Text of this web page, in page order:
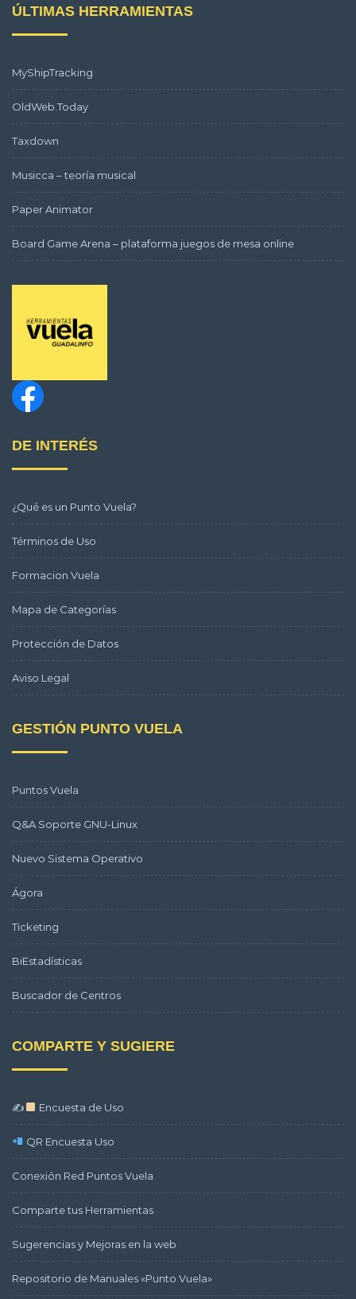
ÚLTIMAS HERRAMIENTAS
MyShipTracking
OldWeb.Today
Taxdown
Musicca – teoría musical
Paper Animator
Board Game Arena – plataforma juegos de mesa online
DE INTERÉS
¿Qué es un Punto Vuela?
Términos de Uso
Formacion Vuela
Mapa de Categorías
Protección de Datos
Aviso Legal
GESTIÓN PUNTO VUELA
Puntos Vuela
Q&A Soporte GNU-Linux
Nuevo Sistema Operativo
Ágora
Ticketing
BiEstadísticas
Buscador de Centros
COMPARTE Y SUGIERE
✍ Encuesta de Uso
QR Encuesta Uso
Conexión Red Puntos Vuela
Comparte tus Herramientas
Sugerencias y Mejoras en la web
Repositorio de Manuales «Punto Vuela»